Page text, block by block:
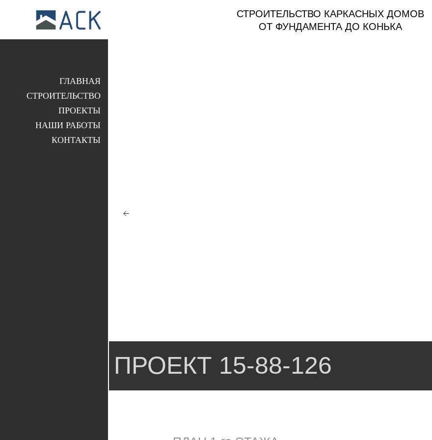
СТРОИТЕЛЬСТВО КАРКАСНЫХ ДОМОВ
ОТ ФУНДАМЕНТА ДО КОНЬКА
ПРОЕКТ 15-88-126
ГЛАВНАЯ
СТРОИТЕЛЬСТВО
ПРОЕКТЫ
НАШИ РАБОТЫ
КОНТАКТЫ